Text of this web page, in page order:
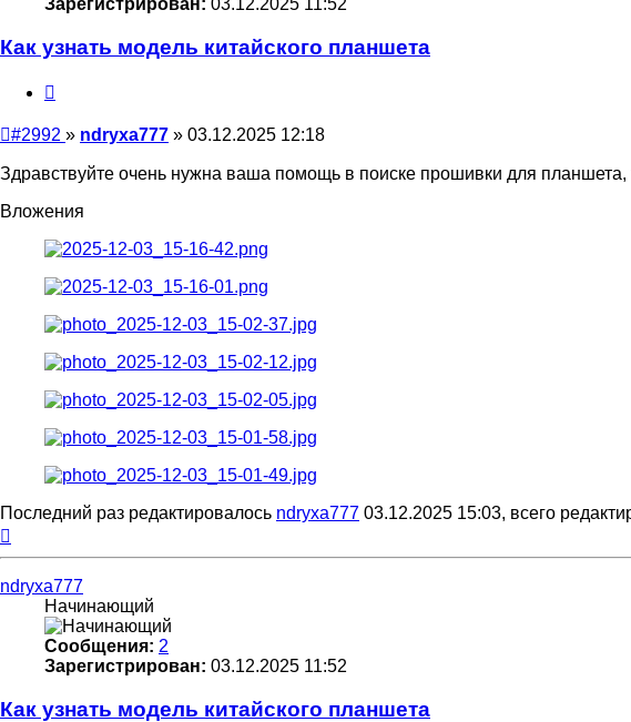
Как узнать модель китайского планшета
Непрочитанное
#2992 » ndryxa777 » 03.12.2025 12:18
Здравствуйте очень нужна ваша помощь в поиске прошивки для планшета,
Вложения
Последний раз редактировалось ndryxa777 03.12.2025 15:03, всего
ndryxa777
Начинающий
Сообщения: 2
Зарегистрирован: 03.12.2025 11:52
Как узнать модель китайского планшета